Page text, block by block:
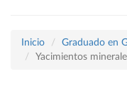
Inicio Graduado en
Yacimientos